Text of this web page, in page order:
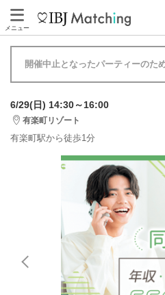
メニュー
開催中止となったパーティーのた
6/29(日) 14:30～16:00
有楽町リゾート
有楽町駅から徒歩1分